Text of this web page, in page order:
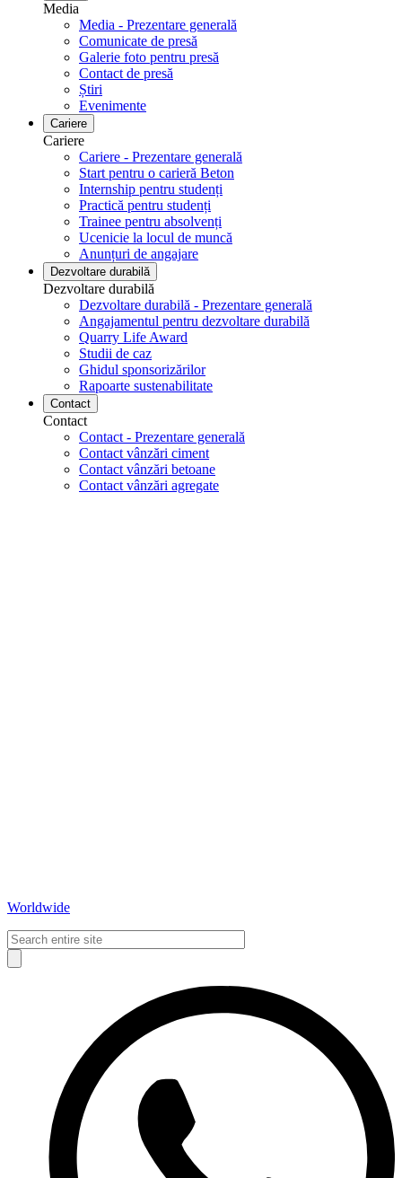
Media
Media - Prezentare generală
Comunicate de presă
Galerie foto pentru ​​​​​​​presă
Contact de presă
Știri
Evenimente
Cariere
Cariere
Cariere - Prezentare generală
Start pentru o carieră Beton
Internship pentru studenți
Practică pentru studenți
Trainee pentru absolvenți
Ucenicie la locul de muncă
Anunțuri de angajare
Dezvoltare durabilă
Dezvoltare durabilă
Dezvoltare durabilă - Prezentare generală
Angajamentul pentru dezvoltare durabilă
Quarry Life Award
Studii de caz
Ghidul sponsorizărilor
Rapoarte sustenabilitate
Contact
Contact
Contact - Prezentare generală
Contact vânzări ciment
Contact vânzări betoane
Contact vânzări agregate
Worldwide